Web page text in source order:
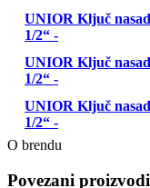
UNIOR Ključ
1/2“ -
UNIOR Ključ
1/2“ -
UNIOR Ključ
1/2“ -
O brendu
Povezani proizvodi